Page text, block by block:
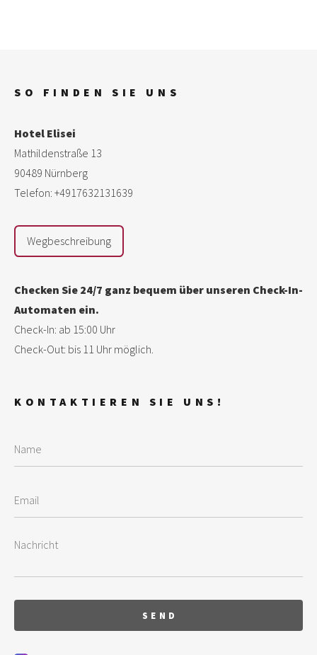
KONTAKTIEREN SIE UNS!
SO FINDEN SIE UNS
Hotel Elisei
Mathildenstraße 13
90489 Nürnberg
Telefon: +4917632131639
Wegbeschreibung
Checken Sie 24/7 ganz bequem über unseren Check-In-
Automaten ein.
Check-In: ab 15:00 Uhr
Check-Out: bis 11 Uhr möglich.